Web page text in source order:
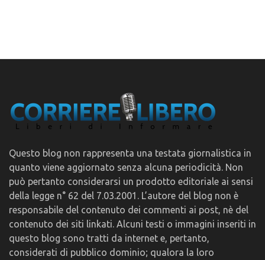
Questo blog non rappresenta una testata giornalistica in
quanto viene aggiornato senza alcuna periodicità. Non
può pertanto considerarsi un prodotto editoriale ai sensi
della legge n° 62 del 7.03.2001. L’autore del blog non è
responsabile del contenuto dei commenti ai post, nè del
contenuto dei siti linkati. Alcuni testi o immagini inseriti in
questo blog sono tratti da internet e, pertanto,
considerati di pubblico dominio; qualora la loro